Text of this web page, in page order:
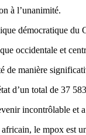
à l’unanimité.
démocratique du
occidentale et
de manière
d’un total de 37
incontrôlable et
africain, le mpox est